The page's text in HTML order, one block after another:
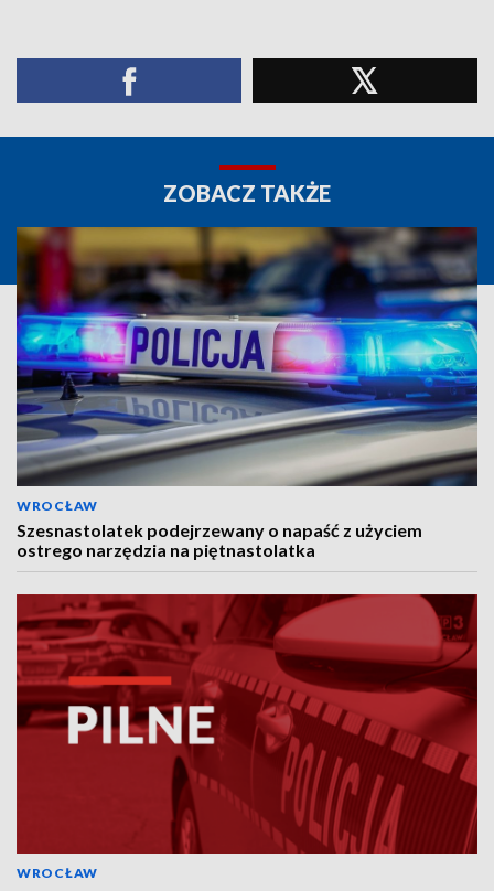
ZOBACZ TAKŻE
WROCŁAW
Szesnastolatek podejrzewany o napaść z użyciem
ostrego narzędzia na piętnastolatka
WROCŁAW